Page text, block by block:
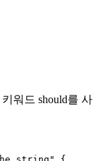
워드 should를 사